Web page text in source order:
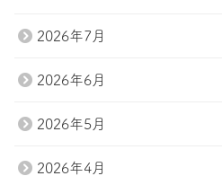
2026年7月
2026年6月
2026年5月
2026年4月